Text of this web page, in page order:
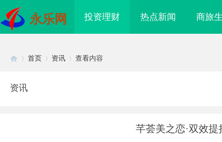
永乐网 投资理财 热点新闻 商旅
首页 资讯 查看内容
资讯
芊荟美之恋·双效